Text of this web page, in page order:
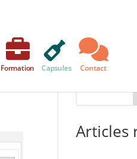
Formation Capsules Contact
Articles